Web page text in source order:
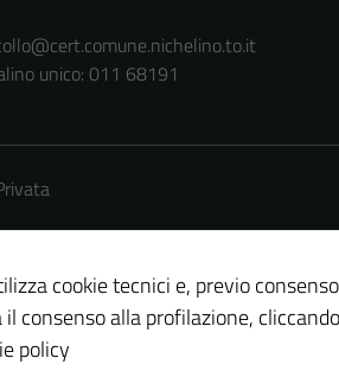
unico: 011 68191
© Technical Design s.r.l.
cookie tecnici e, previo
consenso alla profilazione,
policy